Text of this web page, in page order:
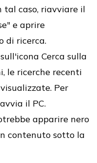
tal caso, riavviare il
e aprire
di ricerca.
Cerca sulla
le ricerche recenti
Per
il PC.
apparire nero
contenuto sotto la